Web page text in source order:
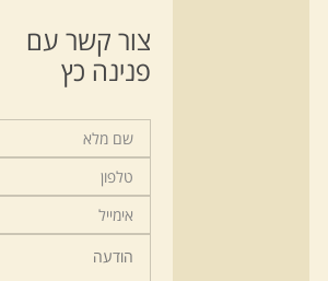
צור קשר עם
פנינה כץ